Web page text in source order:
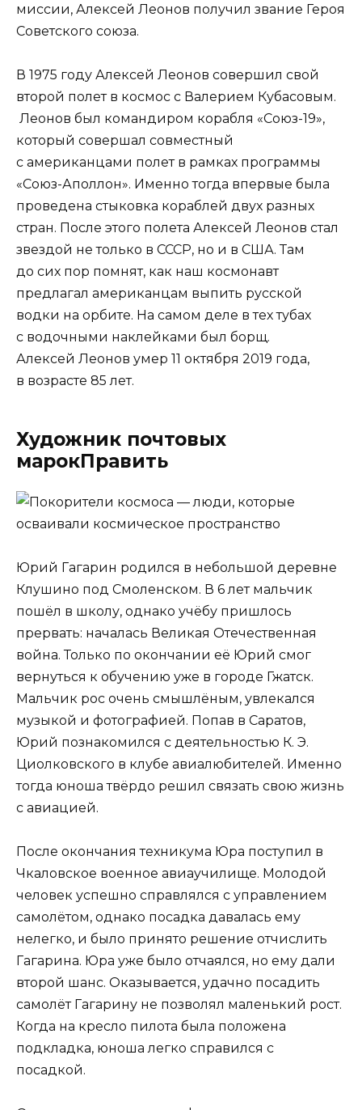
миссии, Алексей Леонов получил звание Героя
Советского союза.
В 1975 году Алексей Леонов совершил свой
второй полет в космос с Валерием Кубасовым.
Леонов был командиром корабля «Союз-19»,
который совершал совместный
с американцами полет в рамках программы
«Союз-Аполлон». Именно тогда впервые была
проведена стыковка кораблей двух разных
стран. После этого полета Алексей Леонов стал
звездой не только в СССР, но и в США. Там
до сих пор помнят, как наш космонавт
предлагал американцам выпить русской
водки на орбите. На самом деле в тех тубах
с водочными наклейками был борщ.
Алексей Леонов умер 11 октября 2019 года,
в возрасте 85 лет.
Художник почтовых
марокПравить
Юрий Гагарин родился в небольшой деревне
Клушино под Смоленском. В 6 лет мальчик
пошёл в школу, однако учёбу пришлось
прервать: началась Великая Отечественная
война. Только по окончании её Юрий смог
вернуться к обучению уже в городе Гжатск.
Мальчик рос очень смышлёным, увлекался
музыкой и фотографией. Попав в Саратов,
Юрий познакомился с деятельностью К. Э.
Циолковского в клубе авиалюбителей. Именно
тогда юноша твёрдо решил связать свою жизнь
с авиацией.
После окончания техникума Юра поступил в
Чкаловское военное авиаучилище. Молодой
человек успешно справлялся с управлением
самолётом, однако посадка давалась ему
нелегко, и было принято решение отчислить
Гагарина. Юра уже было отчаялся, но ему дали
второй шанс. Оказывается, удачно посадить
самолёт Гагарину не позволял маленький рост.
Когда на кресло пилота была положена
подкладка, юноша легко справился с
посадкой.